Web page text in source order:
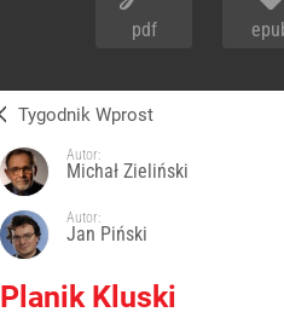
pdf
Tygodnik Wprost
Autor:
Michał Zieliński
Autor:
Jan Piński
Planik Kluski